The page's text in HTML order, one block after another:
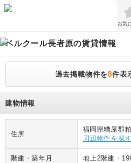
お気
ベルクール長者原の賃貸情報
過去掲載物件を8件表
建物情報
住所
福岡県糟屋郡
周辺物件を探す
階建・築年月 地上2階建 ・